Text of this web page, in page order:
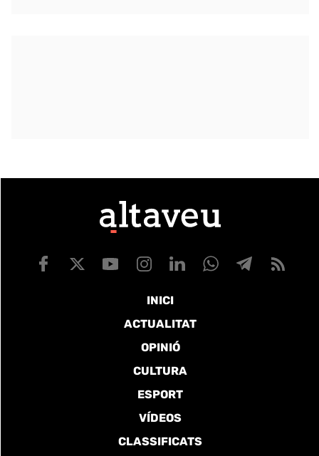
INICI
ACTUALITAT
OPINIÓ
CULTURA
ESPORT
VÍDEOS
CLASSIFICATS